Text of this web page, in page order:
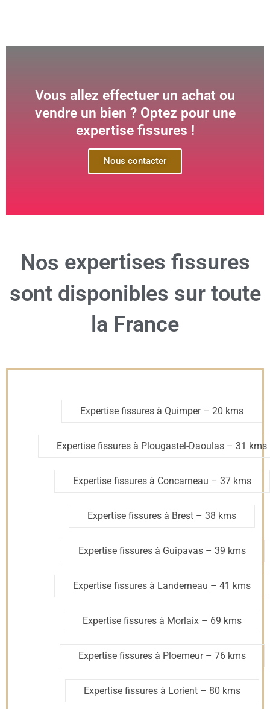
Vous allez effectuer un achat ou
vendre un bien ? Optez pour une
expertise fissures !
Nous contacter
Nos expertises fissures
sont disponibles sur toute
la France
Expertise fissures à Quimper– 20 kms
Expertise fissures à Plougastel-Daoulas – 31 kms
Expertise fissures à Concarneau – 37 kms
Expertise fissures à Brest – 38 kms
Expertise fissures à Guipavas– 39 kms
Expertise fissures à Landerneau – 41 kms
Expertise fissures à Morlaix– 69 kms
Expertise fissures à Ploemeur– 76 kms
Expertise fissures à Lorient– 80 kms